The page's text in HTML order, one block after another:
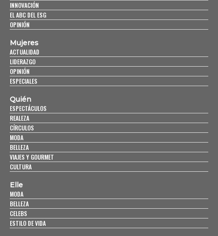
INNOVACIÓN
EL ABC DEL ESG
OPINIÓN
Mujeres
ACTUALIDAD
LIDERAZGO
OPINIÓN
ESPECIALES
Quién
ESPECTÁCULOS
REALEZA
CÍRCULOS
MODA
BELLEZA
VIAJES Y GOURMET
CULTURA
Elle
MODA
BELLEZA
CELEBS
ESTILO DE VIDA